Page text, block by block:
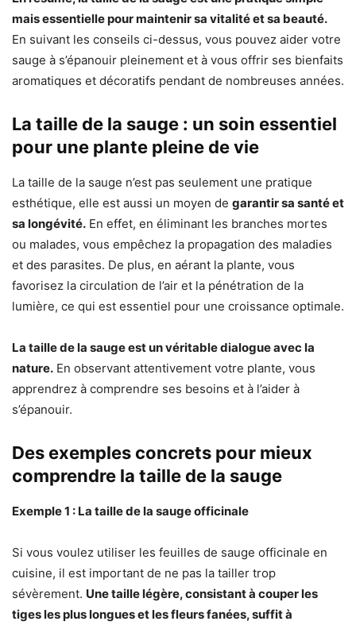
mais essentielle pour maintenir sa vitalité et sa beauté.
En suivant les conseils ci-dessus, vous pouvez aider votre
sauge à s’épanouir pleinement et à vous offrir ses bienfaits
aromatiques et décoratifs pendant de nombreuses années.
La taille de la sauge : un soin essentiel
pour une plante pleine de vie
La taille de la sauge n’est pas seulement une pratique
esthétique, elle est aussi un moyen de garantir sa santé et
sa longévité. En effet, en éliminant les branches mortes
ou malades, vous empêchez la propagation des maladies
et des parasites. De plus, en aérant la plante, vous
favorisez la circulation de l’air et la pénétration de la
lumière, ce qui est essentiel pour une croissance optimale.
La taille de la sauge est un véritable dialogue avec la
nature. En observant attentivement votre plante, vous
apprendrez à comprendre ses besoins et à l’aider à
s’épanouir.
Des exemples concrets pour mieux
comprendre la taille de la sauge
Exemple 1 : La taille de la sauge officinale
Si vous voulez utiliser les feuilles de sauge officinale en
cuisine, il est important de ne pas la tailler trop
sévèrement. Une taille légère, consistant à couper les
tiges les plus longues et les fleurs fanées, suffit à